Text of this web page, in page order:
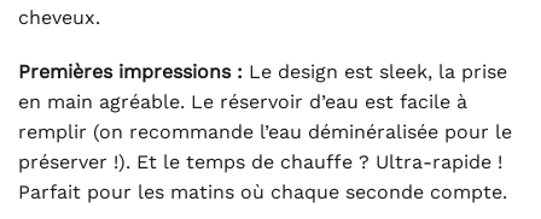
cheveux.
Premières impressions : Le design est sleek, la prise
en main agréable. Le réservoir d’eau est facile à
remplir (on recommande l’eau déminéralisée pour le
préserver !). Et le temps de chauffe ? Ultra-rapide !
Parfait pour les matins où chaque seconde compte.